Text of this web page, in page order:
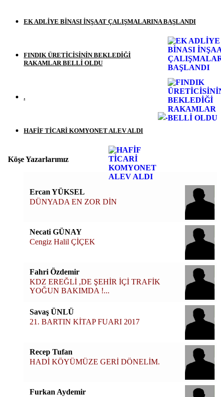
EK ADLİYE BİNASI İNŞAAT ÇALIŞMALARINA BAŞLANDI
FINDIK ÜRETİCİSİNİN BEKLEDİĞİ
RAKAMLAR BELLİ OLDU
.
HAFİF TİCARİ KOMYONET ALEV ALDI
Köşe Yazarlarımız
Ercan YÜKSEL
DÜNYADA EN ZOR DİN
Necati GÜNAY
Cengiz Halil ÇİÇEK
Fahri Özdemir
KDZ EREĞLİ ,DE ŞEHİR İÇİ TRAFİK
YOĞUN BAKIMDA !...
Savaş ÜNLÜ
21. BARTIN KİTAP FUARI 2017
Recep Tufan
HADİ KÖYÜMÜZE GERİ DÖNELİM.
Furkan Aydemir